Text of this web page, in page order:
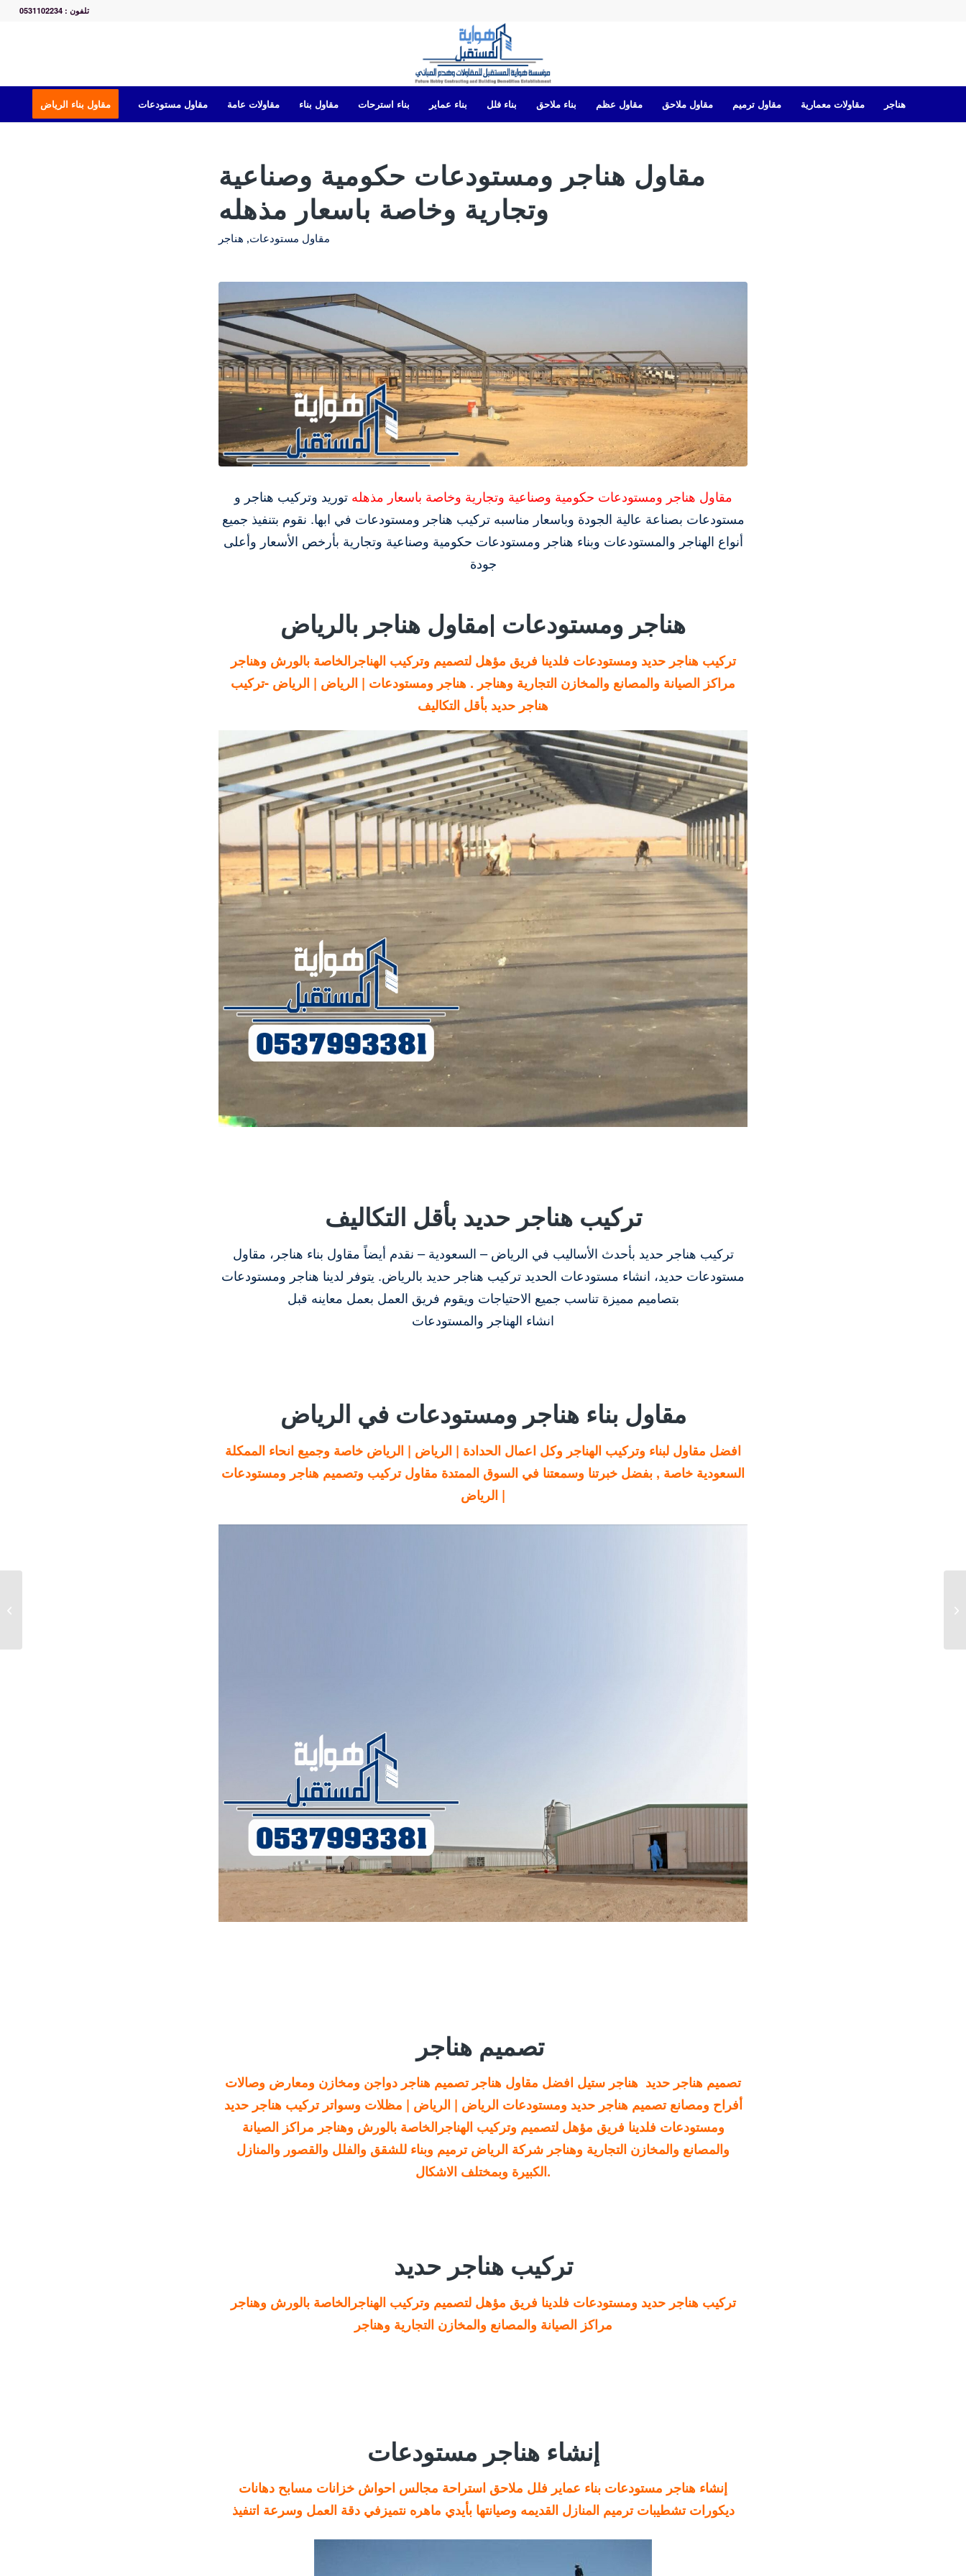
تلفون : 0531102234
مقاول بناء الرياض مقاول مستودعات مقاولات عامة مقاول بناء بناء استرحات بناء عماير بناء فلل بناء ملاحق مقاول عظم مقاول ملاحق مقاول ترميم مقاولات معمارية هناجر
مقاول هناجر ومستودعات حكومية وصناعية
وتجارية وخاصة باسعار مذهله
مقاول مستودعات, هناجر
مقاول هناجر ومستودعات حكومية وصناعية وتجارية وخاصة باسعار مذهله توريد وتركيب هناجر و
مستودعات بصناعة عالية الجودة وباسعار مناسبه تركيب هناجر ومستودعات في ابها. نقوم بتنفيذ جميع
أنواع الهناجر والمستودعات وبناء هناجر ومستودعات حكومية وصناعية وتجارية بأرخص الأسعار وأعلى
جودة
هناجر ومستودعات |مقاول هناجر بالرياض
تركيب هناجر حديد ومستودعات فلدينا فريق مؤهل لتصميم وتركيب الهناجرالخاصة بالورش وهناجر
مراكز الصيانة والمصانع والمخازن التجارية وهناجر . هناجر ومستودعات | الرياض | الرياض -تركيب
هناجر حديد بأقل التكاليف
تركيب هناجر حديد بأقل التكاليف
تركيب هناجر حديد بأحدث الأساليب في الرياض – السعودية – نقدم أيضاً مقاول بناء هناجر، مقاول
مستودعات حديد، انشاء مستودعات الحديد تركيب هناجر حديد بالرياض. يتوفر لدينا هناجر ومستودعات
بتصاميم مميزة تناسب جميع الاحتياجات ويقوم فريق العمل بعمل معاينه قبل
انشاء الهناجر والمستودعات
مقاول بناء هناجر ومستودعات في الرياض
افضل مقاول لبناء وتركيب الهناجر وكل اعمال الحدادة | الرياض | الرياض خاصة وجميع انحاء الممكلة
السعودية خاصة , بفضل خبرتنا وسمعتنا في السوق الممتدة مقاول تركيب وتصميم هناجر ومستودعات
| الرياض
تصميم هناجر
تصميم هناجر حديد هناجر ستيل افضل مقاول هناجر تصميم هناجر دواجن ومخازن ومعارض وصالات
أفراح ومصانع تصميم هناجر حديد ومستودعات الرياض | الرياض | مظلات وسواتر تركيب هناجر حديد
ومستودعات فلدينا فريق مؤهل لتصميم وتركيب الهناجرالخاصة بالورش وهناجر مراكز الصيانة
والمصانع والمخازن التجارية وهناجر شركة الرياض ترميم وبناء للشقق والفلل والقصور والمنازل
الكبيرة وبمختلف الاشكال.
تركيب هناجر حديد
تركيب هناجر حديد ومستودعات فلدينا فريق مؤهل لتصميم وتركيب الهناجرالخاصة بالورش وهناجر
مراكز الصيانة والمصانع والمخازن التجارية وهناجر
إنشاء هناجر مستودعات
إنشاء هناجر مستودعات بناء عماير فلل ملاحق استراحة مجالس احواش خزانات مسابح دهانات
ديكورات تشطيبات ترميم المنازل القديمه وصيانتها بأيدي ماهره نتميزفي دقة العمل وسرعة اتنفيذ